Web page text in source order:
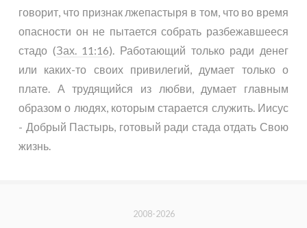
говорит, что признак лжепастыря в том, что во время
опасности он не пытается собрать разбежавшееся
стадо (Зах. 11:16). Работающий только ради денег
или каких-то своих привилегий, думает только о
плате. А трудящийся из любви, думает главным
образом о людях, которым старается служить. Иисус
- Добрый Пастырь, готовый ради стада отдать Свою
жизнь.
2008-2026